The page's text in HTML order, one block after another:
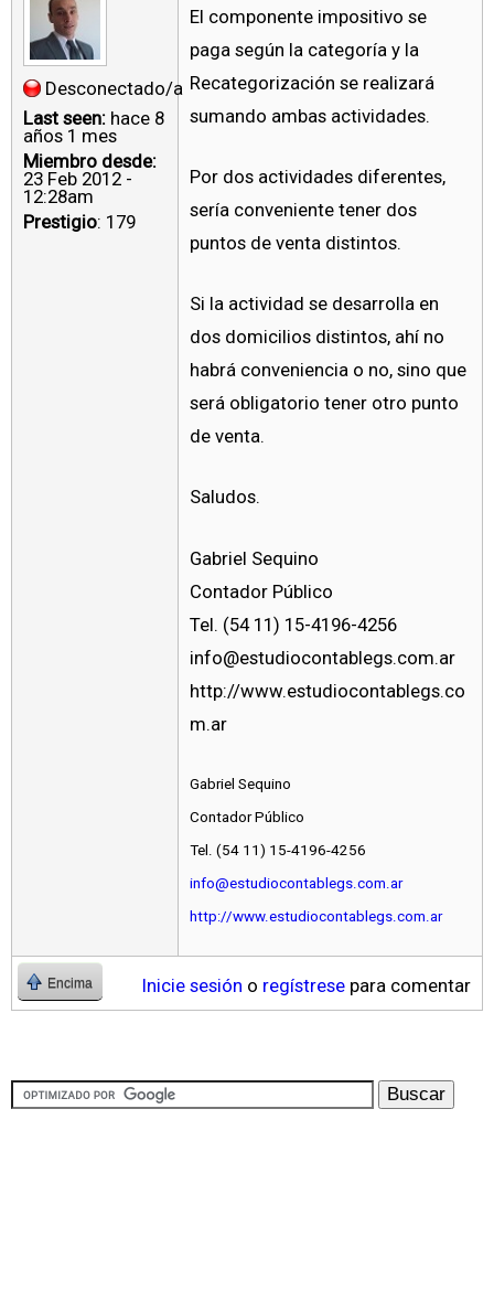
Desconectado/a
Last seen: hace 8
años 1 mes
Miembro desde:
23 Feb 2012 -
12:28am
Prestigio: 179
El componente impositivo se
paga según la categoría y la
Recategorización se realizará
sumando ambas actividades.
Por dos actividades diferentes,
sería conveniente tener dos
puntos de venta distintos.
Si la actividad se desarrolla en
dos domicilios distintos, ahí no
habrá conveniencia o no, sino que
será obligatorio tener otro punto
de venta.
Saludos.
Gabriel Sequino
Contador Público
Tel. (54 11) 15-4196-4256
info@estudiocontablegs.com.ar
http://www.estudiocontablegs.co
m.ar
Gabriel Sequino
Contador Público
Tel. (54 11) 15-4196-4256
info@estudiocontablegs.com.ar
http://www.estudiocontablegs.com.ar
Encima Inicie sesión o regístrese para comentar